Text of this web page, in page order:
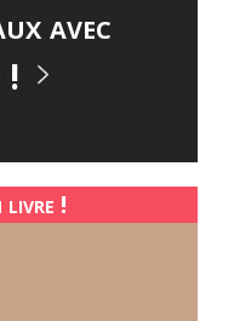
avec
!
livre !